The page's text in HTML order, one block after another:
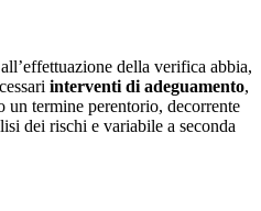
della verifica abbia,
interventi di adeguamento,
un termine perentorio, decorrente
dei rischi e variabile a seconda